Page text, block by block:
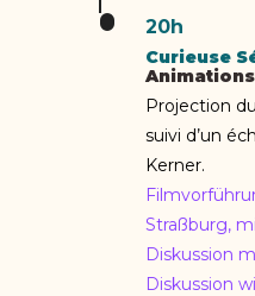
20h
Curieuse
Projection
suivi d’un
Kerner.
Straßburg,
Diskussion
Diskussion